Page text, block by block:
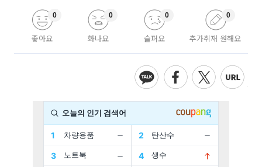
좋아요
0
화나요
0
슬퍼요
0
추가취재 원해요
0